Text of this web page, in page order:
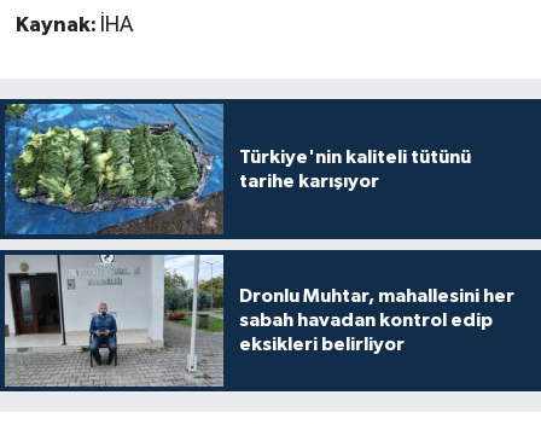
Kaynak: İHA
Türkiye'nin kaliteli tütünü
tarihe karışıyor
Dronlu Muhtar, mahallesini her
sabah havadan kontrol edip
eksikleri belirliyor